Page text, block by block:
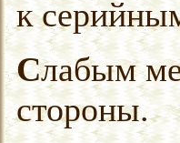
к
Слабым местом гордятся сильные
стороны.